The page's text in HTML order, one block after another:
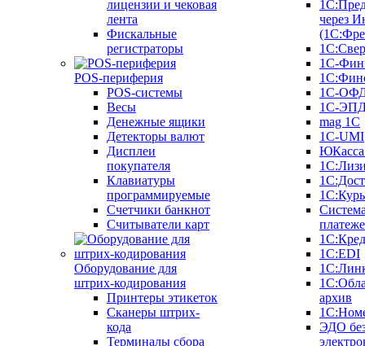
лицензии и чековая
лента
Фискальные
регистраторы
POS-периферия
POS-системы
Весы
Денежные ящики
Детекторы валют
Дисплеи
покупателя
Клавиатуры
программируемые
Счетчики банкнот
Считыватели карт
Оборудование для
штрих-кодирования
Принтеры этикеток
Сканеры штрих-
кода
Терминалы сбора
через
1С-
1С-
1С-
mag 1C
1C-UMI
1С:EDI
архив
ЭДО